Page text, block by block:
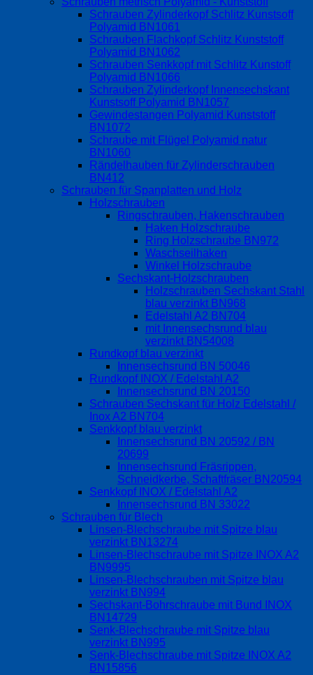
Schrauben Zylinderkopf Schlitz Kunstsoff
Polyamid BN1061
Schrauben Flachkopf Schlitz Kunststoff
Polyamid BN1062
Schrauben Senkkopf mit Schlitz Kunstoff
Polyamid BN1066
Schrauben Zylinderkopf Innensechskant
Kunstsoff Polyamid BN1057
Gewindestangen Polyamid Kunststoff
BN1072
Schraube mit Flügel Polyamid natur
BN1060
Rändelhauben für Zylinderschrauben
BN412
Schrauben für Spanplatten und Holz
Holzschrauben
Ringschrauben, Hakenschrauben
Haken Holzschraube
Ring Holzschraube BN972
Waschseilhaken
Winkel Holzschraube
Sechskant-Holzschrauben
Holzschrauben Sechskant Stahl
blau verzinkt BN968
Edelstahl A2 BN704
mit Innensechsrund blau
verzinkt BN54008
Rundkopf blau verzinkt
Innensechsrund BN 50046
Rundkopf INOX / Edelstahl A2
Innensechsrund BN 20150
Schrauben Sechskant für Holz Edelstahl /
Inox A2 BN704
Senkkopf blau verzinkt
Innensechsrund BN 20592 / BN
20699
Innensechsrund Fräsrippen,
Schneidkerbe, Schaftfräser BN20594
Senkkopf INOX / Edelstahl A2
Innensechsrund BN 33022
Schrauben für Blech
Linsen-Blechschraube mit Spitze blau
verzinkt BN13274
Linsen-Blechschraube mit Spitze INOX A2
BN9995
Linsen-Blechschrauben mit Spitze blau
verzinkt BN994
Sechskant-Bohrschraube mit Bund INOX
BN14729
Senk-Blechschraube mit Spitze blau
verzinkt BN995
Senk-Blechschraube mit Spitze INOX A2
BN15856